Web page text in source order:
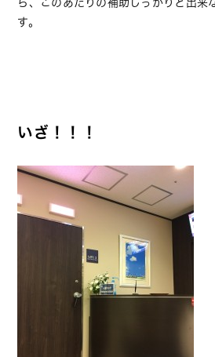
ら、このあたりの補助しっかりと出来
す。
いざ！！！